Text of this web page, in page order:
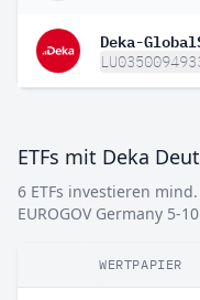
Deka-
6 ETFs investieren
EUROGOV Germany 5-10
WERTPAPIER